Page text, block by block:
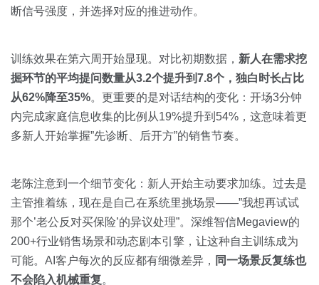
断信号强度，并选择对应的推进动作。
训练效果在第六周开始显现。对比初期数据， 新人在需求挖
掘环节的平均提问数量从3.2个提升到7.8个，独白时长占比
从62%降至35%。更重要的是对话结构的变化：开场3分钟
内完成家庭信息收集的比例从19%提升到54%，这意味着更
多新人开始掌握”先诊断、后开方”的销售节奏。
老陈注意到一个细节变化：新人开始主动要求加练。过去是
主管推着练，现在是自己在系统里挑场景——”我想再试试
那个’老公反对买保险’的异议处理”。深维智信Megaview的
200+行业销售场景和动态剧本引擎，让这种自主训练成为
可能。AI客户每次的反应都有细微差异， 同一场景反复练也
不会陷入机械重复。